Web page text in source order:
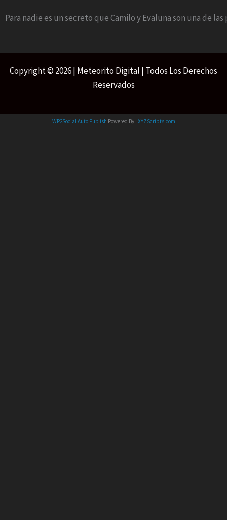
Para nadie es un secreto que Camilo y Evaluna son una de
Copyright © 2026 | Meteorito Digital | Todos Los Derechos
Reservados
WP2Social Auto Publish Powered By : XYZScripts.com